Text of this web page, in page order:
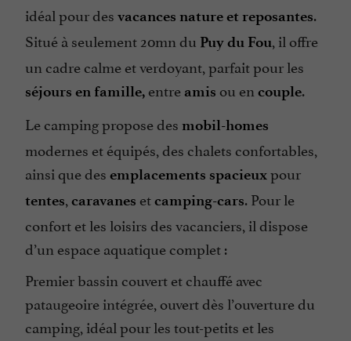
Toboggan Aquatique
idéal pour des vacances nature et reposantes.
Situé à seulement 20mn du Puy du Fou, il offre
un cadre calme et verdoyant, parfait pour les
séjours en famille, entre amis ou en couple.
Le camping propose des mobil-homes
modernes et équipés, des chalets confortables,
ainsi que des emplacements spacieuxpour
tentes, caravanes etcamping-cars. Pour le
confort et les loisirs des vacanciers, il dispose
d’un espace aquatique complet :
Premier bassin couvert et chauffé avec
pataugeoire intégrée, ouvert dès l’ouverture du
camping, idéal pour les tout-petits et les